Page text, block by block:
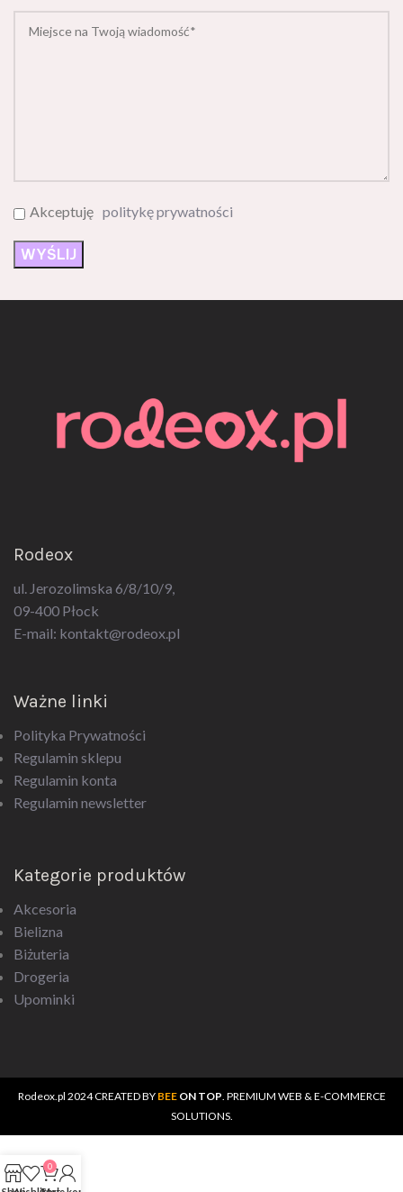
Akceptuję politykę prywatności
Rodeox
ul. Jerozolimska 6/8/10/9,
09-400 Płock
E-mail: kontakt@rodeox.pl
Ważne linki
Polityka Prywatności
Regulamin sklepu
Regulamin konta
Regulamin newsletter
Kategorie produktów
Akcesoria
Bielizna
Biżuteria
Drogeria
Upominki
Rodeox.pl 2024 CREATED BY BEEON TOP . PREMIUM WEB & E-COMMERCE
SOLUTIONS.
0